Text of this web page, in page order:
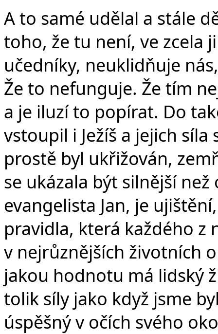
A to samé udělal a stále
toho, že tu není, ve zcela
učedníky, neuklidňuje
Že to nefunguje. Že tím
a je iluzí to popírat. Do
vstoupil i Ježíš a jejich síla
prostě byl ukřižován,
se ukázala být silnější
evangelista Jan, je
pravidla, která každého z
v nejrůznějších životních
jakou hodnotu má lidský
tolik síly jako když jsme
úspěšný v očích svého